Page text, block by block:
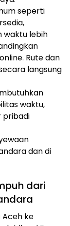
seperti
waktu lebih
Rute dan
langsung
waktu,
pribadi
dan di
dari
ke